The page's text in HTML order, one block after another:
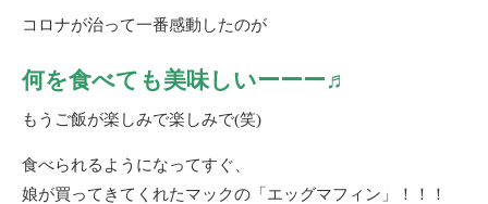
コロナが治って一番感動したのが
何を食べても美味しいーーー♬
もうご飯が楽しみで楽しみで(笑)
食べられるようになってすぐ、
娘が買ってきてくれたマックの「エッグマフィン」！！！